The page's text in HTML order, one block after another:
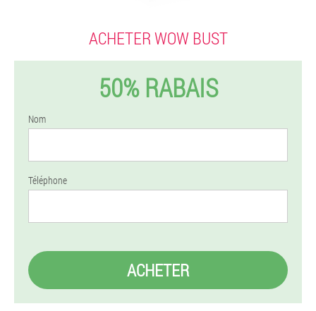
ACHETER WOW BUST
50% RABAIS
Nom
Téléphone
ACHETER